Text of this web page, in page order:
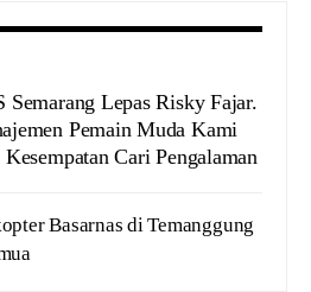
Semarang Lepas Risky Fajar.
Pemain Muda Kami
Cari Pengalaman
Basarnas di Temanggung